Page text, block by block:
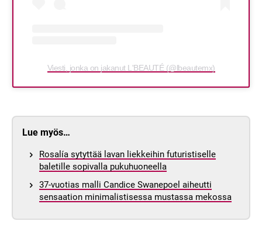
Viesti, jonka on jakanut L'BEAUTÉ (@lbeautemx)
Lue myös…
Rosalía sytyttää lavan liekkeihin futuristiselle
baletille sopivalla pukuhuoneella
37-vuotias malli Candice Swanepoel aiheutti
sensaation minimalistisessa mustassa mekossa